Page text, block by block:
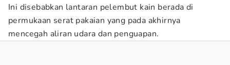
Ini disebabkan lantaran pelembut kain berada di
permukaan serat pakaian yang pada akhirnya
mencegah aliran udara dan penguapan.